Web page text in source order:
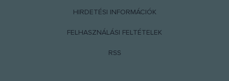
HIRDETÉSI INFORMÁCIÓK
FELHASZNÁLÁSI FELTÉTELEK
RSS